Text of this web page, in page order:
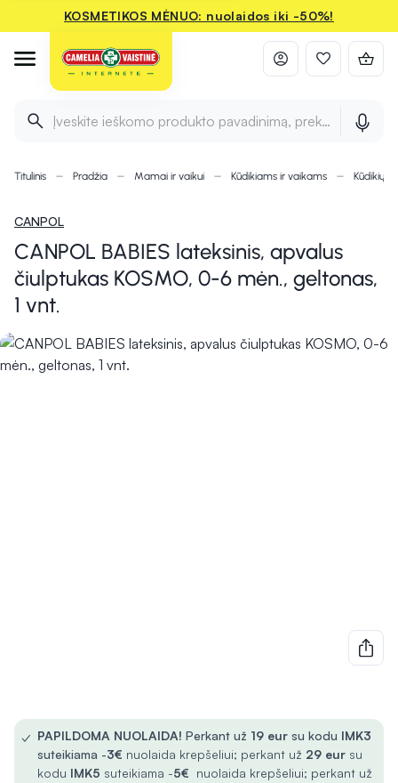
KOSMETIKOS MĖNUO: nuolaidos iki -50%!
Įveskite ieškomo produkto pavadinimą, prekės ženklą ir
Titulinis Pradžia Mamai ir vaikui Kūdikiams ir vaikams Kūdikių ir
CANPOL
CANPOL BABIES lateksinis, apvalus
čiulptukas KOSMO, 0-6 mėn., geltonas,
1 vnt.
✓ PAPILDOMA NUOLAIDA! Perkant už 19 eur su kodu IMK3
suteikiama -3€ nuolaida krepšeliui; perkant už 29 eur su
kodu IMK5 suteikiama -5€ nuolaida krepšeliui; perkant už